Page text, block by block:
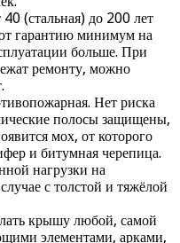
(стальная) до 200 лет
гарантию минимум на
больше. При
ремонту, можно
Нет риска
полосы защищены,
мох, от которого
и битумная черепица.
нагрузки на
с толстой и тяжёлой
крышу любой, самой
элементами, арками,